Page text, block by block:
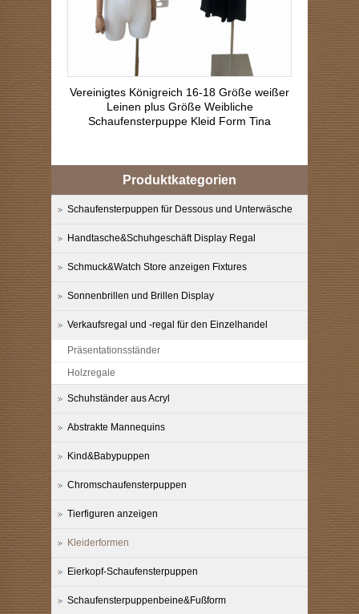
Vereinigtes Königreich 16-18 Größe weißer
Leinen plus Größe Weibliche
Schaufensterpuppe Kleid Form Tina
Produktkategorien
Schaufensterpuppen für Dessous und Unterwäsche
Handtasche&Schuhgeschäft Display Regal
Schmuck&Watch Store anzeigen Fixtures
Sonnenbrillen und Brillen Display
Verkaufsregal und -regal für den Einzelhandel
Präsentationsständer
Holzregale
Schuhständer aus Acryl
Abstrakte Mannequins
Kind&Babypuppen
Chromschaufensterpuppen
Tierfiguren anzeigen
Kleiderformen
Eierkopf-Schaufensterpuppen
Schaufensterpuppenbeine&Fußform